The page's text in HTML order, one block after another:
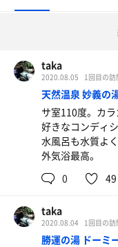
taka
2020.08.05 1回目の訪
天然温泉 妙義の
サ室110度。カラ
好きなコンディ
水風呂も水質よ
外気浴最高。
0
49
taka
2020.08.04 1回目の訪
勝運の湯 ドーミ